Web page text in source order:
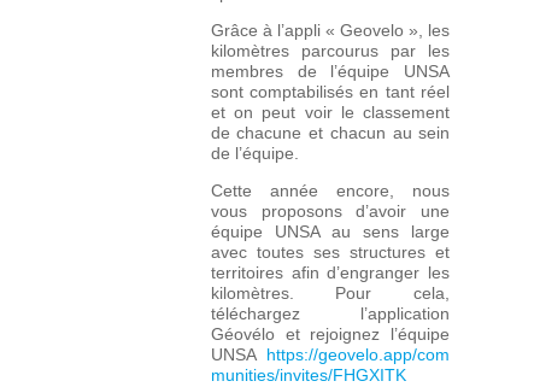
Grâce à l’appli « Geovelo », les
kilomètres parcourus par les
membres de l’équipe UNSA
sont comptabilisés en tant réel
et on peut voir le classement
de chacune et chacun au sein
de l’équipe.
Cette année encore, nous
vous proposons d’avoir une
équipe UNSA au sens large
avec toutes ses structures et
territoires afin d’engranger les
kilomètres. Pour cela,
téléchargez l’application
Géovélo et rejoignez l’équipe
UNSA https://geovelo.app/com
munities/invites/FHGXITK